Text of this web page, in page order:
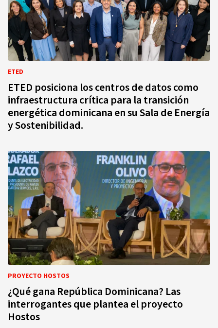
ETED
ETED posiciona los centros de datos como
infraestructura crítica para la transición
energética dominicana en su Sala de Energía
y Sostenibilidad.
PROYECTO HOSTOS
¿Qué gana República Dominicana? Las
interrogantes que plantea el proyecto
Hostos